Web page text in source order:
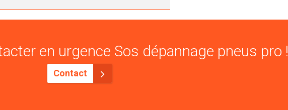
en urgence Sos dépannage pneus pro !
Contact